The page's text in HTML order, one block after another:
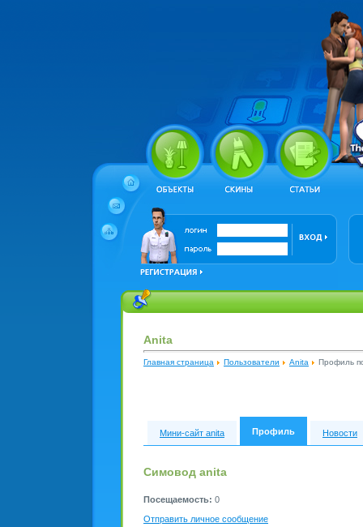
Anita
Главная страница Пользователи Anita Профиль
Мини-сайт anita Профиль Новости
Симовод anita
Посещаемость: 0
Отправить личное сообщение